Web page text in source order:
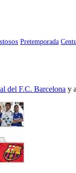
Pretemporada
del F.C. Barcelona y